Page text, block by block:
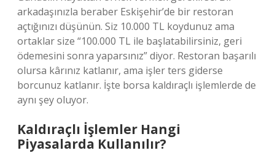
arkadaşınızla beraber Eskişehir’de bir restoran
açtığınızı düşünün. Siz 10.000 TL koydunuz ama
ortaklar size “100.000 TL ile başlatabilirsiniz, geri
ödemesini sonra yaparsınız” diyor. Restoran başarılı
olursa kârınız katlanır, ama işler ters giderse
borcunuz katlanır. İşte borsa kaldıraçlı işlemlerde de
aynı şey oluyor.
Kaldıraçlı İşlemler Hangi
Piyasalarda Kullanılır?